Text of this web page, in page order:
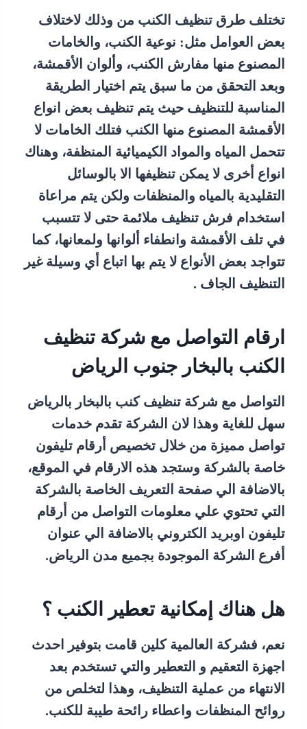
تختلف طرق تنظيف الكنب من وذلك لاختلاف
بعض العوامل مثل: نوعية الكنب، والخامات
المصنوع منها مفارش الكنب، وألوان الأقمشة،
وبعد التحقق من ما سبق يتم اختيار الطريقة
المناسبة للتنظيف حيث يتم تنظيف بعض انواع
الأقمشة المصنوع منها الكنب فتلك الخامات لا
تتحمل المياه والمواد الكيميائية المنظفة، وهناك
انواع أخرى لا يمكن تنظيفها الا بالوسائل
التقليدية بالمياه والمنظفات ولكن يتم مراعاة
استخدام فرش تنظيف ملائمة حتى لا تتسبب
في تلف الأقمشة وانطفاء ألوانها ولمعانها، كما
تتواجد بعض الأنواع لا يتم بها اتباع أي وسيلة غير
التنظيف الجاف .
ارقام التواصل مع شركة تنظيف
الكنب بالبخار جنوب الرياض
التواصل مع شركة تنظيف كنب بالبخار بالرياض
سهل للغاية وهذا لان الشركة تقدم خدمات
تواصل مميزة من خلال تخصيص أرقام تليفون
خاصة بالشركة وستجد هذه الارقام في الموقع،
بالاضافة الي صفحة التعريف الخاصة بالشركة
التي تحتوي علي معلومات التواصل من أرقام
تليفون اوبريد الكتروني بالاضافة الي عنوان
أفرع الشركة الموجودة بجميع مدن الرياض.
هل هناك إمكانية تعطير الكنب ؟
نعم، فشركة العالمية كلين قامت بتوفير احدث
اجهزة التعقيم و التعطير والتي تستخدم بعد
الانتهاء من عملية التنظيف، وهذا لتخلص من
روائح المنظفات واعطاء رائحة طيبة للكنب.